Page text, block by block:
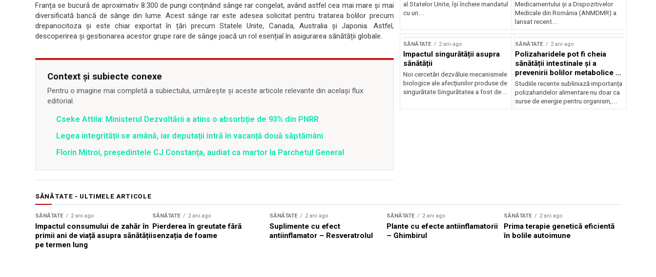
Franța se bucură de aproximativ 8.300 de pungi conținând sânge rar congelat, având astfel cea mai mare și mai
diversificată bancă de sânge din lume. Acest sânge rar este adesea solicitat pentru tratarea bolilor precum
drepanocitoza și este chiar exportat în țări precum Statele Unite, Canada, Australia și Japonia. Astfel,
descoperirea și gestionarea acestor grupe rare de sânge joacă un rol esențial în asigurarea sănătății globale.
Context și subiecte conexe
Pentru o imagine mai completă a subiectului, urmărește și aceste articole relevante din același flux
editorial.
Cseke Attila: Ministerul Dezvoltării a atins o absorbție de 93% din PNRR
Legea integrității se amână, iar deputații intră în vacanță două săptămâni
Florin Mitroi, preşedintele CJ Constanţa, audiat ca martor la Parchetul General
al Statelor Unite, își încheie mandatul
cu un...
Medicamentului și a Dispozitivelor
Medicale din România (ANMDMR) a
lansat recent...
SĂNĂTATE 2 ani ago
Impactul singurătății asupra
sănătății
Noi cercetări dezvăluie mecanismele
biologice ale afecțiunilor produse de
singurătate Singurătatea a fost de...
SĂNĂTATE 2 ani ago
Polizaharidele pot fi cheia
sănătății intestinale și a
prevenirii bolilor metabolice și
inflamatorii
Studiile recente subliniază importanța
polizaharidelor alimentare nu doar ca
surse de energie pentru organism,...
SĂNĂTATE - ULTIMELE ARTICOLE
SĂNĂTATE 2 ani ago
Impactul consumului de zahăr în
primii ani de viață asupra sănătății
pe termen lung
SĂNĂTATE 2 ani ago
Pierderea în greutate fără
senzația de foame
SĂNĂTATE 2 ani ago
Suplimente cu efect
antiinflamator – Resveratrolul
SĂNĂTATE 2 ani ago
Plante cu efecte antiinflamatorii
– Ghimbirul
SĂNĂTATE 2 ani ago
Prima terapie genetică eficientă
în bolile autoimune